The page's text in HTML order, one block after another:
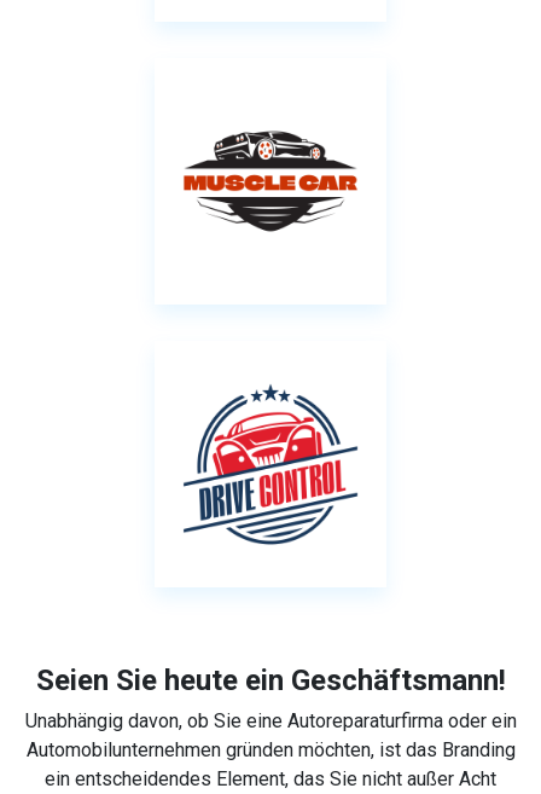
Seien Sie heute ein Geschäftsmann!
Unabhängig davon, ob Sie eine Autoreparaturfirma oder ein
Automobilunternehmen gründen möchten, ist das Branding
ein entscheidendes Element, das Sie nicht außer Acht